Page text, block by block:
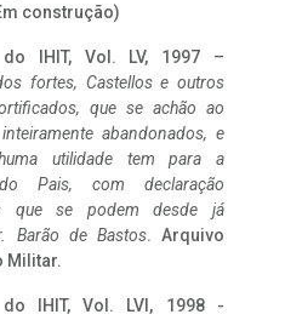
construção)
do IHIT, Vol. LV, 1997 –
fortes, Castellos e outros
que se achão ao
abandonados, e
utilidade tem para a
Pais, com declaração
que se podem desde já
Barão de Bastos. Arquivo
Militar.
IHIT, Vol. LVI, 1998 -